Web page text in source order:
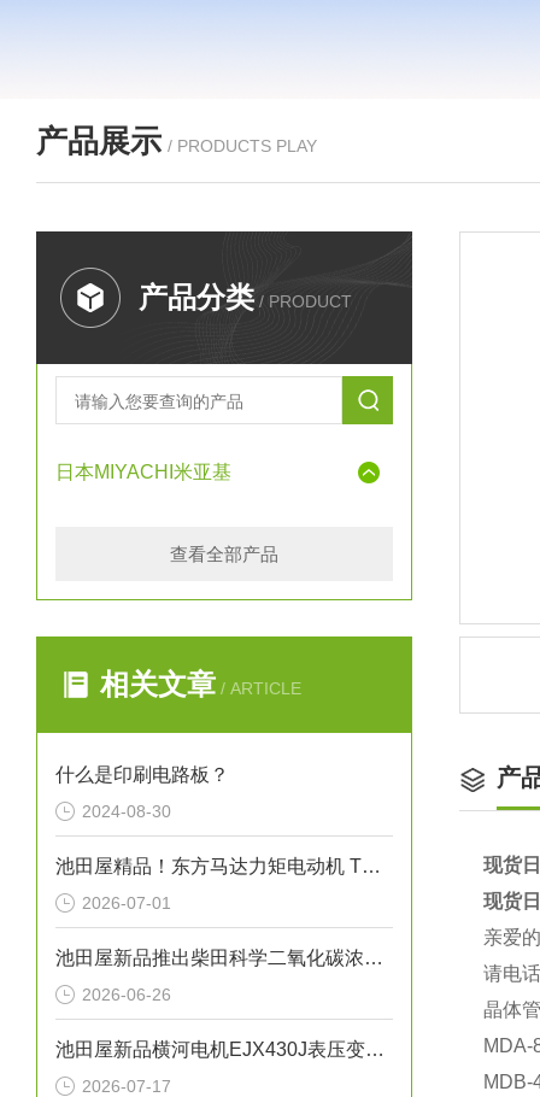
产品展示 / PRODUCTS PLAY
产品分类 / PRODUCT
日本MIYACHI米亚基
查看全部产品
相关文章 / ARTICLE
什么是印刷电路板？
2024-08-30
池田屋精品！东方马达力矩电动机 TM系列（3W型）参数介绍
2026-07-01
池田屋新品推出柴田科学二氧化碳浓度增加测试装置 CD-02S 参数介绍
2026-06-26
池田屋新品横河电机EJX430J表压变送器
2026-07-17
产
现货
现货
亲爱
请电
晶体
MDA-
MDB-